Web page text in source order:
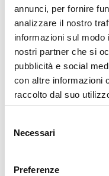
annunci, per fornire
analizzare il nostro
informazioni sul
nostri partner che si
pubblicità e social
con altre informazioni
raccolto dal suo
delNecessari
Preferenze
12.05.2011
BOARD OF
MEETING
FINANCIAL